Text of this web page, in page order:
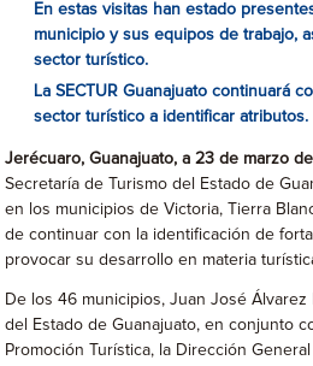
En estas visitas han estado
municipio y sus equipos de trabajo,
sector turístico.
La SECTUR Guanajuato continuará
sector turístico a identificar atributos.
Jerécuaro, Guanajuato, a 23 de marzo
Secretaría de Turismo del Estado de
en los municipios de Victoria, Tierra
de continuar con la identificación de
provocar su desarrollo en materia
De los 46 municipios, Juan José
del Estado de Guanajuato, en conjunto
Promoción Turística, la Dirección